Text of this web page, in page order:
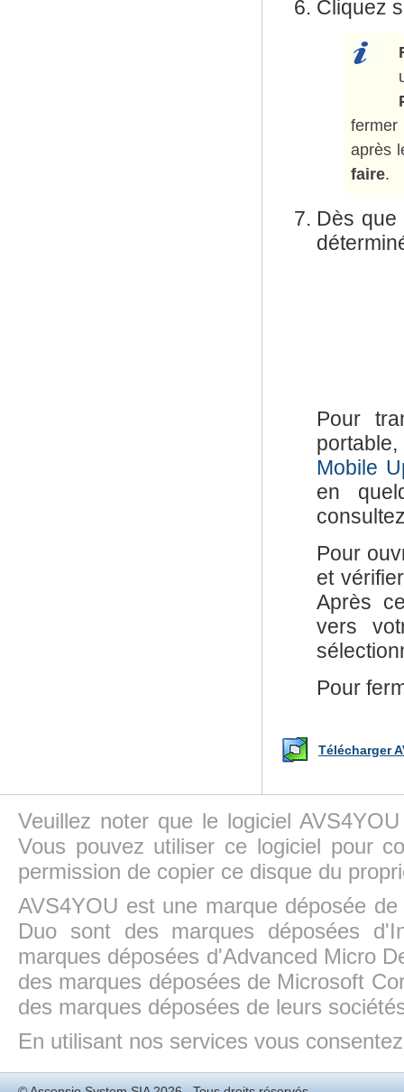
Cliquez
après
faire.
Dès
Pour
Mobile
en
Pour
et
Après
vers
Pour
Télécharger
Veuillez noter que le logiciel
Vous pouvez utiliser ce logiciel pour
permission de copier ce disque du
AVS4YOU est une marque déposée
Duo sont des marques déposées
marques déposées d'Advanced Micro
des marques déposées de Microsoft
des marques déposées de leurs
En utilisant nos services vous